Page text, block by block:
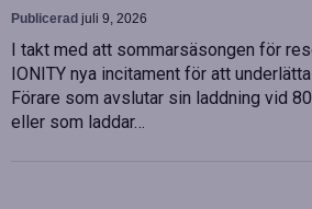
Publicerad juli 9, 2026
I takt med att sommarsäsongen för
IONITY nya incitament för att
Förare som avslutar sin laddning vid
eller som laddar…